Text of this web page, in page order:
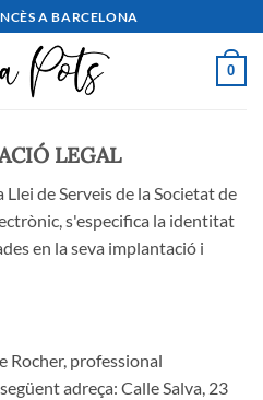
A BARCELONA
0
LEGAL
de Serveis de la Societat de
s'especifica la identitat
en la seva implantació i
Rocher, professional
adreça: Calle Salva, 23